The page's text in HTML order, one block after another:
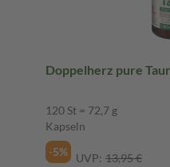
Doppelherz pure
120 St = 72,7 g
Kapseln
-5%
UVP: 13,95 €